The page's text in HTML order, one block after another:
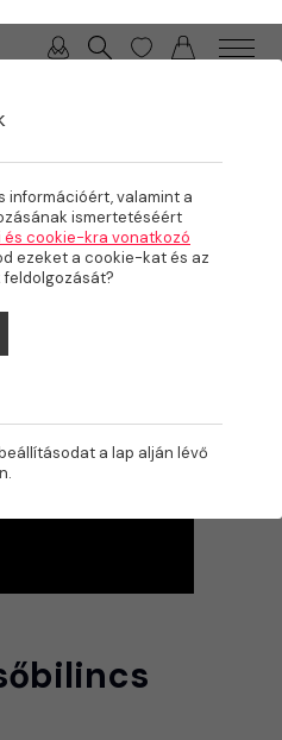
információért, valamint a
ismertetéséért
és cookie-kra vonatkozó
ezeket a cookie-kat és az
a lap alján lévő